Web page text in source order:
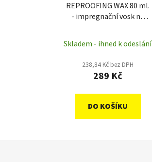
REPROOFING WAX 80 ml.
- impregnační vosk na
Skladem - ihned k odeslání
238,84 Kč bez DPH
289 Kč
DO KOŠÍKU